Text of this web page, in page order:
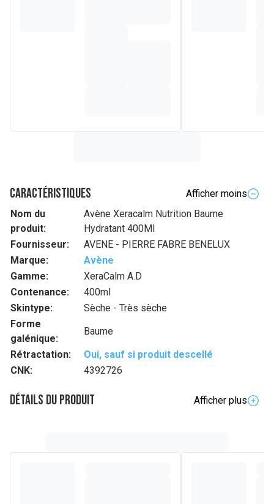
Caractéristiques
Afficher moins
Nom du
produit:
Avène Xeracalm Nutrition Baume
Hydratant 400Ml
Fournisseur:
AVENE - PIERRE FABRE BENELUX
Marque:
Avène
Gamme:
XeraCalm A.D
Contenance:
400ml
Skintype:
Sèche - Très sèche
Forme
galénique:
Baume
Rétractation:
Oui, sauf si produit descellé
CNK:
4392726
Détails du produit
Afficher plus
du visage et du corps. Baume hydratant et nourrissant pour